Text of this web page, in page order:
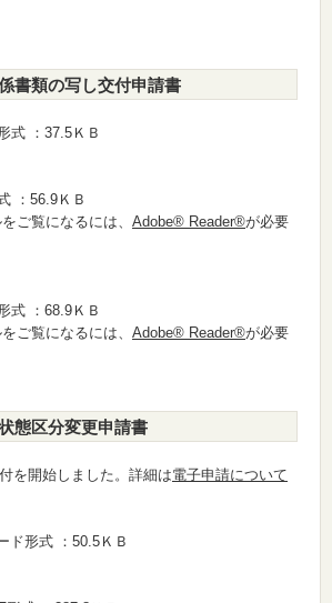
書類の写し交付申請書
式 ：37.5ＫＢ
：56.9ＫＢ
ご覧になるには、 Adobe® Reader®が必要
式 ：68.9ＫＢ
ご覧になるには、 Adobe® Reader®が必要
態区分変更申請書
を開始しました。詳細は電子申請について
ド形式 ：50.5ＫＢ